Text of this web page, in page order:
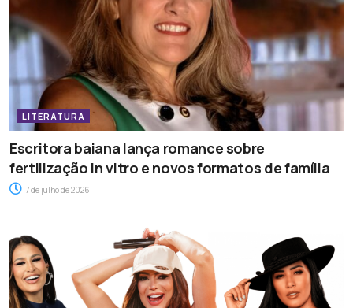
LITERATURA
Escritora baiana lança romance sobre
fertilização in vitro e novos formatos de família
7 de julho de 2026